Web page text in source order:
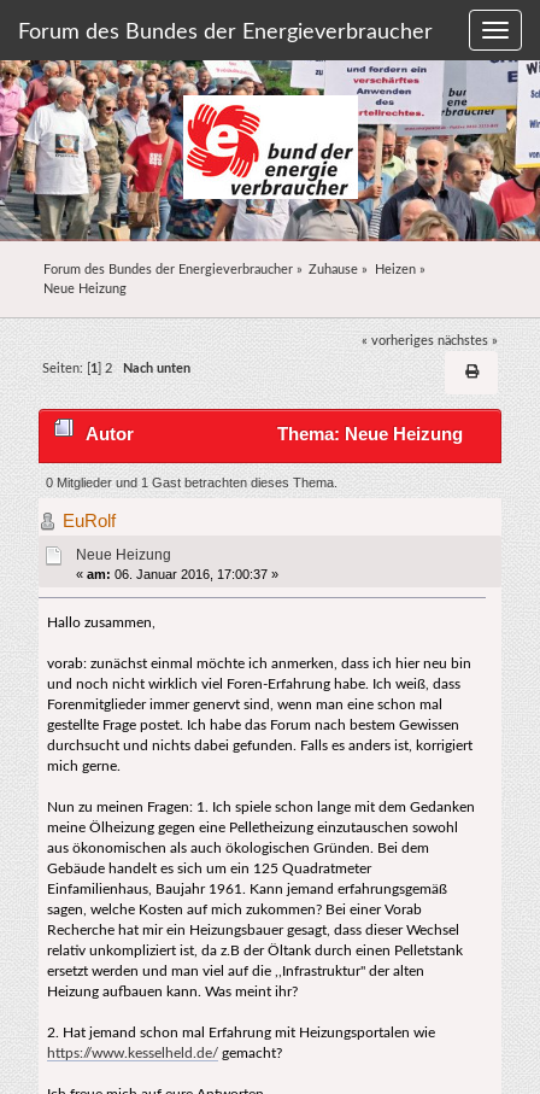
Forum des Bundes der Energieverbraucher
Forum des Bundes der Energieverbraucher» Zuhause » Heizen»
Neue Heizung
« vorheriges nächstes »
Seiten: [ 1 2 Nach unten
Autor Thema: Neue Heizung
(Gelesen 48678 mal)
0 Mitglieder und 1 Gast betrachten dieses Thema.
EuRolf
Neue Heizung
« am: 06. Januar 2016, 17:00:37 »
Hallo zusammen,
vorab: zunächst einmal möchte ich anmerken, dass ich hier neu bin
und noch nicht wirklich viel Foren-Erfahrung habe. Ich weiß, dass
Forenmitglieder immer genervt sind, wenn man eine schon mal
gestellte Frage postet. Ich habe das Forum nach bestem Gewissen
durchsucht und nichts dabei gefunden. Falls es anders ist, korrigiert
mich gerne.
Nun zu meinen Fragen: 1. Ich spiele schon lange mit dem Gedanken
meine Ölheizung gegen eine Pelletheizung einzutauschen sowohl
aus ökonomischen als auch ökologischen Gründen. Bei dem
Gebäude handelt es sich um ein 125 Quadratmeter
Einfamilienhaus, Baujahr 1961. Kann jemand erfahrungsgemäß
sagen, welche Kosten auf mich zukommen? Bei einer Vorab
Recherche hat mir ein Heizungsbauer gesagt, dass dieser Wechsel
relativ unkompliziert ist, da z.B der Öltank durch einen Pelletstank
ersetzt werden und man viel auf die ,,Infrastruktur" der alten
Heizung aufbauen kann. Was meint ihr?
2. Hat jemand schon mal Erfahrung mit Heizungsportalen wie
https://www.kesselheld.de/gemacht?